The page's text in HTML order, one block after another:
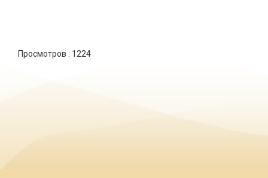
Просмотров : 1224